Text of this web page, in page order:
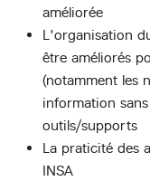
améliorée
L'organisation
être améliorés
(notamment les
information
outils/supports
La praticité des
INSA